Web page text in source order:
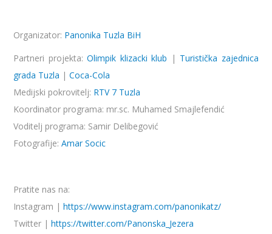
Organizator: Panonika Tuzla BiH
Partneri projekta:Olimpik klizacki klub | Turistička zajednica
grada Tuzla |Coca-Cola
Medijski pokrovitelj: RTV 7 Tuzla
Koordinator programa: mr.sc. Muhamed Smajlefendić
Voditelj programa: Samir Delibegović
Fotografije:Amar Socic
Pratite nas na:
Instagram |https://www.instagram.com/panonikatz/
Twitter |https://twitter.com/Panonska_Jezera